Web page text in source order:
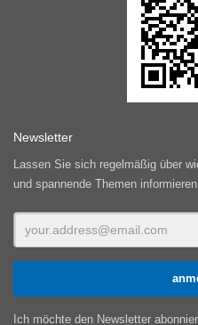
Newsletter
Lassen Sie sich regelmäßig über
und spannende Themen informieren.
Ich möchte den Newsletter